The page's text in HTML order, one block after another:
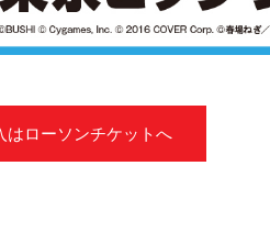
はローソンチケットへ